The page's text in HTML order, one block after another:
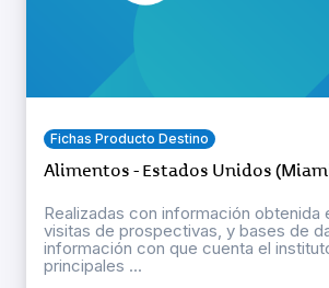
Fichas Producto Destino
Alimentos - Estados Unidos
Realizadas con información obtenida
visitas de prospectivas, y bases de
información con que cuenta el
principales ...